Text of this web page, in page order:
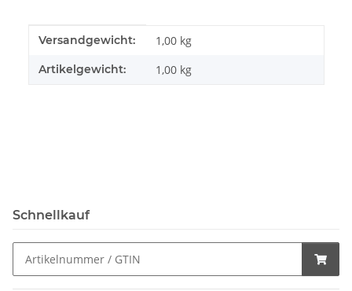
Produkteigenschaft
Wert
Versandgewicht: 1,00 kg
Artikelgewicht: 1,00 kg
Schnellkauf